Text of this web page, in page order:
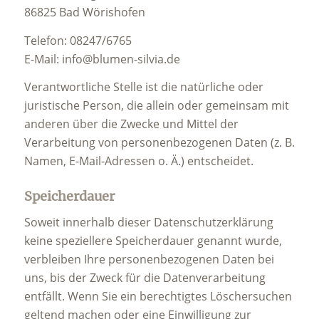
86825 Bad Wörishofen
Telefon: 08247/6765
E-Mail: info@blumen-silvia.de
Verantwortliche Stelle ist die natürliche oder
juristische Person, die allein oder gemeinsam mit
anderen über die Zwecke und Mittel der
Verarbeitung von personenbezogenen Daten (z. B.
Namen, E-Mail-Adressen o. Ä.) entscheidet.
Speicherdauer
Soweit innerhalb dieser Datenschutzerklärung
keine speziellere Speicherdauer genannt wurde,
verbleiben Ihre personenbezogenen Daten bei
uns, bis der Zweck für die Datenverarbeitung
entfällt. Wenn Sie ein berechtigtes Löschersuchen
geltend machen oder eine Einwilligung zur